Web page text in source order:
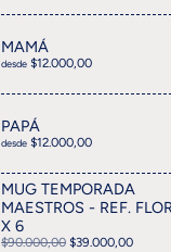
MAMÁ
desde $12.000,00
PAPÁ
desde $12.000,00
MUG TEMPORADA
MAESTROS - REF.
X 6
$90.000,00 $39.000,00